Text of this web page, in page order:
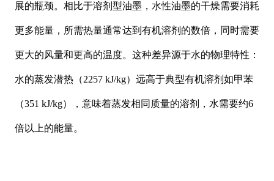
展的瓶颈。相比于溶剂型油墨，水性油墨的干燥需要消耗
更多能量，所需热量通常达到有机溶剂的数倍，同时需要
更大的风量和更高的温度。这种差异源于水的物理特性：
水的蒸发潜热（2257 kJ/kg）远高于典型有机溶剂如甲苯
（351 kJ/kg），意味着蒸发相同质量的溶剂，水需要约6
倍以上的能量。